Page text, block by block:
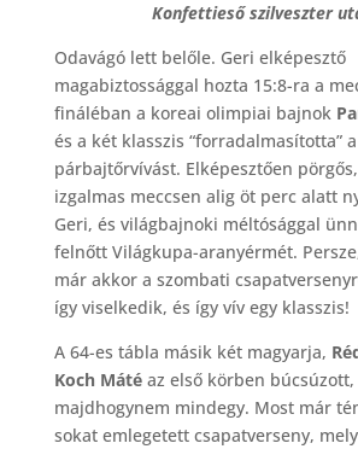
Konfettieső szilveszter
Odavágó lett belőle. Geri elképesztő
magabiztossággal hozta 15:8-ra a
fináléban a koreai olimpiai bajnok
és a két klasszis “forradalmasította” a
párbajtőrvívást. Elképesztően
izgalmas meccsen alig öt perc alatt
Geri, és világbajnoki méltósággal
felnőtt Világkupa-aranyérmét.
már akkor a szombati
így viselkedik, és így vív egy klasszis!
A 64-es tábla másik két magyarja,
Koch Mátéaz első körben búcsúzott,
majdhogynem mindegy. Most már
sokat emlegetett csapatverseny,